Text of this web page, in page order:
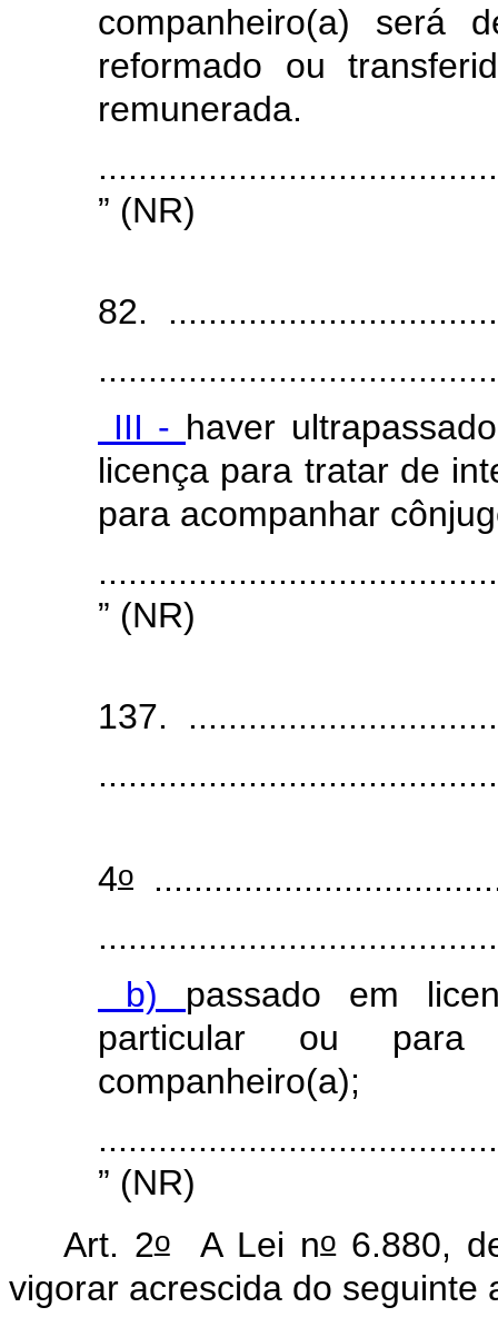
companheiro(a) será
reformado ou
remunerada.
” (NR)
82.
III - haver
licença para tratar de
para acompanhar
” (NR)
137.
4o
b) passado em
particular ou para
companheiro(a);
” (NR)
Art. 2oA Lei no6.880,
vigorar acrescida do seguinte